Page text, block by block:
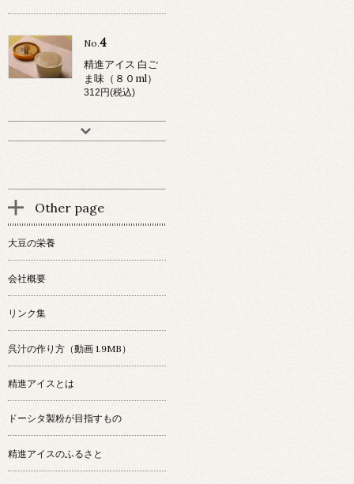
No.4
精進アイス 白ご
ま味（８０ml）
312円(税込)
Other page
大豆の栄養
会社概要
リンク集
呉汁の作り方（動画 1.9MB）
精進アイスとは
ドーシタ製粉が目指すもの
精進アイスのふるさと